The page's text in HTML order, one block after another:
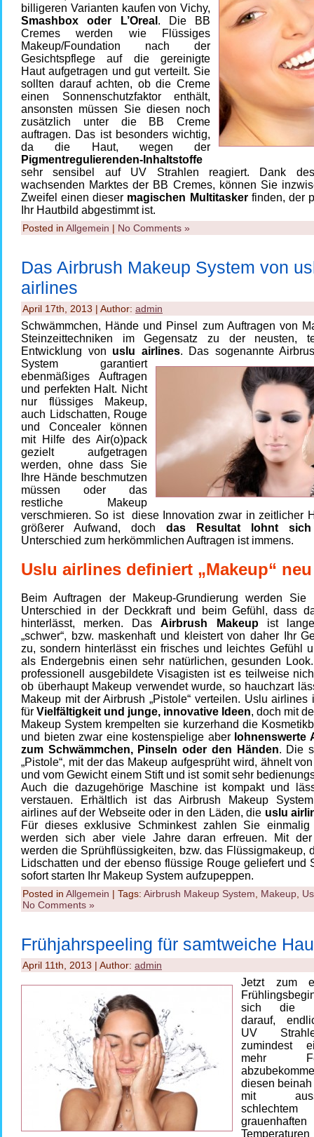
billigeren Varianten kaufen von Vichy,
Smashbox oder L’Oreal . Die BB
Cremes werden wie Flüssiges
Makeup/Foundation nach der
Gesichtspflege auf die gereinigte
Haut aufgetragen und gut verteilt. Sie
sollten darauf achten, ob die Creme
einen Sonnenschutzfaktor enthält,
ansonsten müssen Sie diesen noch
zusätzlich unter die BB Creme
auftragen. Das ist besonders wichtig,
da die Haut, wegen der
Pigmentregulierenden-Inhaltstoffe
sehr sensibel auf UV Strahlen reagiert. Dank
wachsenden Marktes der BB Cremes, können Sie
Zweifel einen dieser magischen Multitaskerfinden, der
Ihr Hautbild abgestimmt ist.
Posted in Allgemein | No Comments »
Das Airbrush Makeup System von
airlines
April 17th, 2013 | Author: admin
Schwämmchen, Hände und Pinsel zum Auftragen von
Steinzeittechniken im Gegensatz zu der neusten,
Entwicklung von uslu airlines. Das sogenannte
System garantiert
ebenmäßiges Auftragen
und perfekten Halt. Nicht
nur flüssiges Makeup,
auch Lidschatten, Rouge
und Concealer können
mit Hilfe des Air(o)pack
gezielt aufgetragen
werden, ohne dass Sie
Ihre Hände beschmutzen
müssen oder das
restliche Makeup
verschmieren. So ist diese Innovation zwar in zeitlicher
größerer Aufwand, doch das Resultat lohnt sich
Unterschied zum herkömmlichen Auftragen ist immens.
Uslu airlines definiert „Makeup“ neu
Beim Auftragen der Makeup-Grundierung werden Sie
Unterschied in der Deckkraft und beim Gefühl, dass
hinterlässt, merken. DasAirbrush Makeupist
„schwer“, bzw. maskenhaft und kleistert von daher Ihr
zu, sondern hinterlässt ein frisches und leichtes Gefühl
als Endergebnis einen sehr natürlichen, gesunden
professionell ausgebildete Visagisten ist es teilweise
ob überhaupt Makeup verwendet wurde, so hauchzart
Makeup mit der Airbrush „Pistole“ verteilen. Uslu airlines
für Vielfältigkeit und junge, innovative Ideen, doch mit
Makeup System krempelten sie kurzerhand die
und bieten zwar eine kostenspielige aber lohnenswerte
zum Schwämmchen, Pinseln oder den Händen. Die
„Pistole“, mit der das Makeup aufgesprüht wird, ähnelt
und vom Gewicht einem Stift und ist somit sehr
Auch die dazugehörige Maschine ist kompakt und
verstauen. Erhältlich ist das Airbrush Makeup
airlines auf der Webseite oder in den Läden, die uslu
Für dieses exklusive Schminkest zahlen Sie
werden sich aber viele Jahre daran erfreuen. Mit der
werden die Sprühflüssigkeiten, bzw. das Flüssigmakeup,
Lidschatten und der ebenso flüssige Rouge geliefert und
sofort starten Ihr Makeup System aufzupeppen.
Posted in Allgemein | Tags: Airbrush Makeup System, Makeup,
No Comments »
Frühjahrspeeling für samtweiche
April 11th, 2013 | Author: admin
Jetzt zum
sich die
darauf,
UV
zumindest
mehr
diesen
mit
grauenhaften